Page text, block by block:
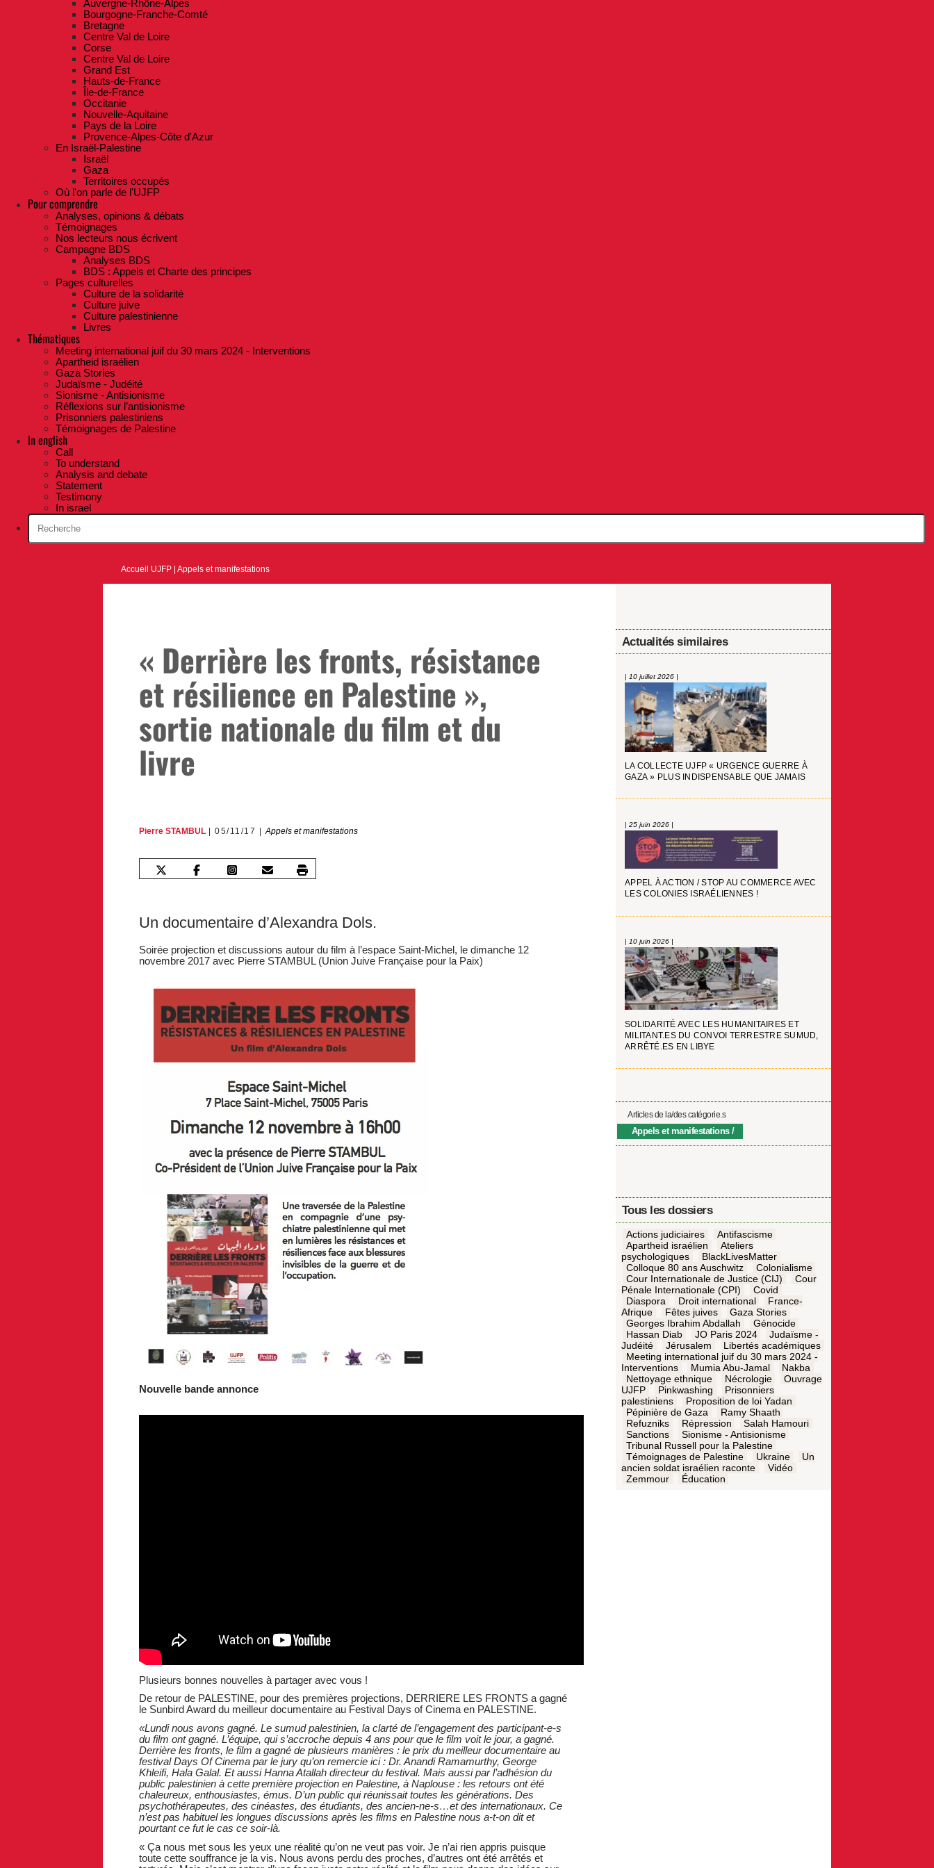
Auvergne-Rhône-Alpes
Bourgogne-Franche-Comté
Bretagne
Centre Val de Loire
Corse
Centre Val de Loire
Grand Est
Hauts-de-France
Île-de-France
Occitanie
Nouvelle-Aquitaine
Pays de la Loire
Provence-Alpes-Côte d'Azur
En Israël-Palestine
Israël
Gaza
Territoires occupés
Où l'on parle de l'UJFP
Pour comprendre
Analyses, opinions & débats
Témoignages
Nos lecteurs nous écrivent
Campagne BDS
Analyses BDS
BDS : Appels et Charte des principes
Pages culturelles
Culture de la solidarité
Culture juive
Culture palestinienne
Livres
Thématiques
Meeting international juif du 30 mars 2024 - Interventions
Apartheid israélien
Gaza Stories
Judaïsme - Judéité
Sionisme - Antisionisme
Réflexions sur l’antisionisme
Prisonniers palestiniens
Témoignages de Palestine
In english
Call
To understand
Analysis and debate
Statement
Testimony
In israel
Accueil UJFP |Appels et manifestations
« Derrière les fronts, résistance
et résilience en Palestine »,
sortie nationale du film et du
livre
Pierre STAMBUL 05/11/17 Appels et manifestations
Un documentaire d’Alexandra Dols.
Soirée projection et discussions autour du film à l’espace Saint-Michel, le dimanche 12
novembre 2017 avec Pierre STAMBUL (Union Juive Française pour la Paix)
Nouvelle bande annonce
Plusieurs bonnes nouvelles à partager avec vous !
De retour de PALESTINE, pour des premières projections, DERRIERE LES FRONTS a gagné
le Sunbird Award du meilleur documentaire au Festival Days of Cinema en PALESTINE.
«Lundi nous avons gagné. Le sumud palestinien, la clarté de l’engagement des participant-e-s
du film ont gagné. L’équipe, qui s’accroche depuis 4 ans pour que le film voit le jour, a gagné.
Derrière les fronts, le film a gagné de plusieurs manières : le prix du meilleur documentaire au
festival Days Of Cinema par le jury qu’on remercie ici : Dr. Anandi Ramamurthy, George
Khleifi, Hala Galal. Et aussi Hanna Atallah directeur du festival. Mais aussi par l’adhésion du
public palestinien à cette première projection en Palestine, à Naplouse : les retours ont été
chaleureux, enthousiastes, émus. D’un public qui réunissait toutes les générations. Des
psychothérapeutes, des cinéastes, des étudiants, des ancien-ne-s…et des internationaux. Ce
n’est pas habituel les longues discussions après les films en Palestine nous a-t-on dit et
pourtant ce fut le cas ce soir-là.
« Ça nous met sous les yeux une réalité qu’on ne veut pas voir. Je n’ai rien appris puisque
toute cette souffrance je la vis. Nous avons perdu des proches, d’autres ont été arrêtés et
Actualités similaires
| 10 juillet 2026 |
LA COLLECTE UJFP « URGENCE GUERRE À
GAZA » PLUS INDISPENSABLE QUE JAMAIS
| 25 juin 2026 |
APPEL À ACTION / STOP AU COMMERCE AVEC
LES COLONIES ISRAÉLIENNES !
| 10 juin 2026 |
SOLIDARITÉ AVEC LES HUMANITAIRES ET
MILITANT.ES DU CONVOI TERRESTRE SUMUD,
ARRÊTÉ.ES EN LIBYE
Articles de la/des catégorie.s
Appels et manifestations
Tous les dossiers
Actions judiciaires
Antifascisme
Apartheid israélien
Ateliers
psychologiques
BlackLivesMatter
Colloque 80 ans Auschwitz
Colonialisme
Cour Internationale de Justice (CIJ)
Cour
Pénale Internationale (CPI)
Covid
Diaspora
Droit international
France-
Afrique
Fêtes juives
Gaza Stories
Georges Ibrahim Abdallah
Génocide
Hassan Diab
JO Paris 2024
Judaïsme -
Judéité
Jérusalem
Libertés académiques
Meeting international juif du 30 mars 2024 -
Interventions
Mumia Abu-Jamal
Nakba
Nettoyage ethnique
Nécrologie
Ouvrage
UJFP
Pinkwashing
Prisonniers
palestiniens
Proposition de loi Yadan
Pépinière de Gaza
Ramy Shaath
Refuzniks
Répression
Salah Hamouri
Sanctions
Sionisme - Antisionisme
Tribunal Russell pour la Palestine
Témoignages de Palestine
Ukraine
Un
ancien soldat israélien raconte
Vidéo
Zemmour
Éducation